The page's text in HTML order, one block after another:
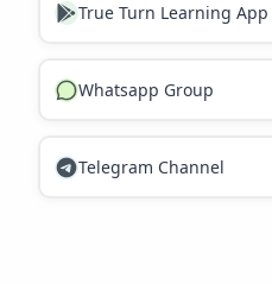
True Turn Learning App
Whatsapp Group
Telegram Channel